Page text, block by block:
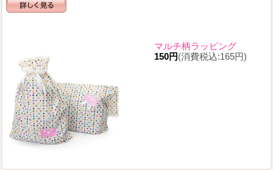
マルチ柄ラッピング
150円(消費税込:165円)